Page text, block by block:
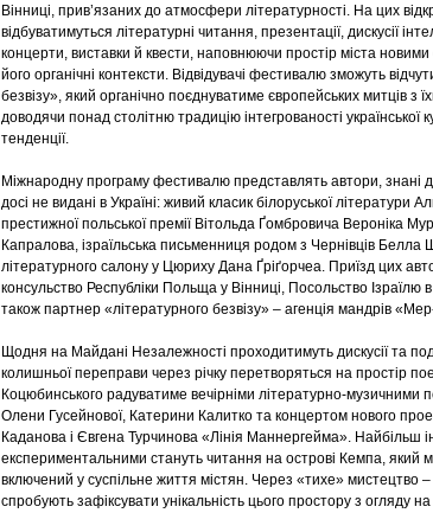
Вінниці, прив’язаних до атмосфери літературності. На цих
відбуватимуться літературні читання, презентації, дискусії
концерти, виставки й квести, наповнюючи простір міста
його органічні контексти. Відвідувачі фестивалю зможуть
безвізу», який органічно поєднуватиме європейських митців з
доводячи понад столітню традицію інтегрованості української
тенденції.
Міжнародну програму фестивалю представлять автори, знані
досі не видані в Україні: живий класик білоруської літератури
престижної польської премії Вітольда Ґомбровича Вероніка
Капралова, ізраїльська письменниця родом з Чернівців Белла
літературного салону у Цюриху Дана Ґріґорчеа. Приїзд цих
консульство Республіки Польща у Вінниці, Посольство Ізраїлю
також партнер «літературного безвізу» – агенція мандрів
Щодня на Майдані Незалежності проходитимуть дискусії та
колишньої переправи через річку перетворяться на простір
Коцюбинського радуватиме вечірніми літературно-
Олени Гусейнової, Катерини Калитко та концертом нового
Каданова і Євгена Турчинова «Лінія Маннергейма». Найбільш
експериментальними стануть читання на острові Кемпа, який
включений у суспільне життя містян. Через «тихе» мистецтво –
спробують зафіксувати унікальність цього простору з огляду